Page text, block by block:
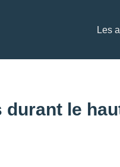
Les
le